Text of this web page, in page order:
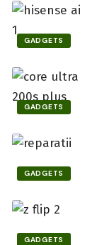
GADGETS
GADGETS
GADGETS
GADGETS